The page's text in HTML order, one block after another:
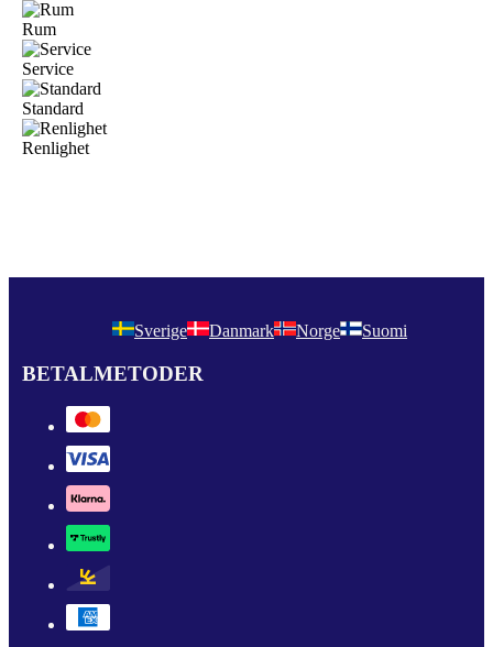
Rum
Service
Standard
Renlighet
Sverige Danmark Norge Suomi
BETALMETODER